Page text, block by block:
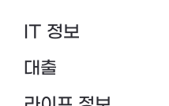
IT 정보
대출